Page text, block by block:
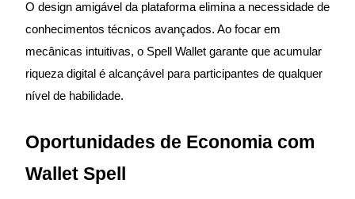
Bloqueios de BTR
Investimentos exclusivos para titulares de BTR
O design amigável da plataforma elimina a necessidade de
conhecimentos técnicos avançados. Ao focar em
mecânicas intuitivas, o Spell Wallet garante que acumular
riqueza digital é alcançável para participantes de qualquer
nível de habilidade.
Oportunidades de Economia com
Wallet Spell